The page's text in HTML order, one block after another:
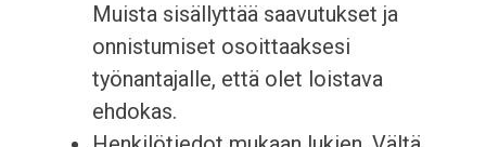
Muista sisällyttää saavutukset ja
onnistumiset osoittaaksesi
työnantajalle, että olet loistava
ehdokas.